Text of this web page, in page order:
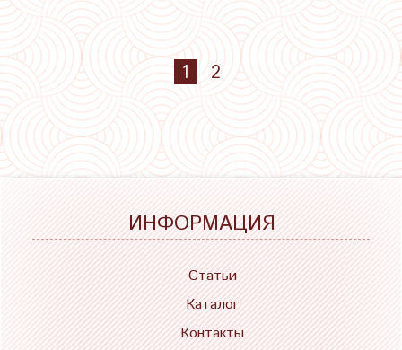
1 2
ИНФОРМАЦИЯ
Статьи
Каталог
Контакты